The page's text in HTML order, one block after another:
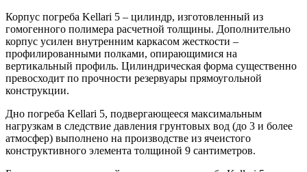
Корпус погреба Kellari 5 – цилиндр, изготовленный из
гомогенного полимера расчетной толщины. Дополнительно
корпус усилен внутренним каркасом жесткости –
профилированными полками, опирающимися на
вертикальный профиль. Цилиндрическая форма существенно
превосходит по прочности резервуары прямоугольной
конструкции.
Дно погреба Kellari 5, подвергающееся максимальным
нагрузкам в следствие давления грунтовых вод (до 3 и более
атмосфер) выполнено на производстве из ячеистого
конструктивного элемента толщиной 9 сантиметров.